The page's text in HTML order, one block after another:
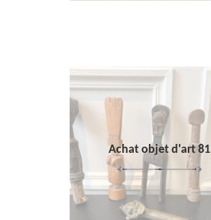
Achat objet d'art 81